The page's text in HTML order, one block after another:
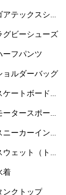
アテックスシュ
グビーシューズ
ーフパンツ
ョルダーバッグ
ケートボードシ
ータースポーツ
ニーカーインソ
ウェット（トレ
着
ンクトップ